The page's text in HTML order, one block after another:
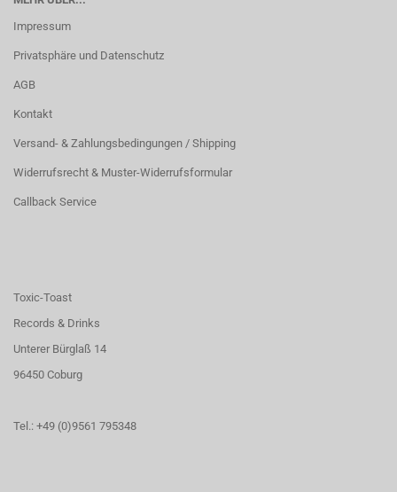
Impressum
Privatsphäre und Datenschutz
AGB
Kontakt
Versand- & Zahlungsbedingungen / Shipping
Widerrufsrecht & Muster-Widerrufsformular
Callback Service
Toxic-Toast
Records & Drinks
Unterer Bürglaß 14
96450 Coburg
Tel.: +49 (0)9561 795348